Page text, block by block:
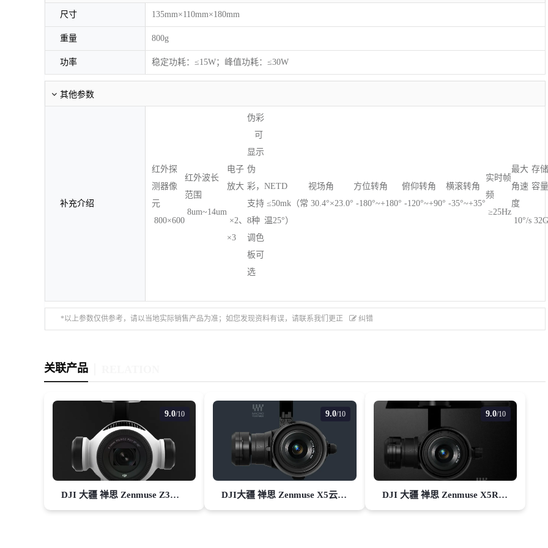
尺寸 135mm×110mm×180mm
重量 800g
功率 稳定功耗：≤15W；峰值功耗：≤30W
其他参数
补充介绍
红外探
测器像
元
800×600
红外波长
范围
8um~14um
电子
放大
×2、
×3
伪彩
可
显示
伪
彩，
支持
8种
调色
板可
选
NETD
≤50mk（常
温25°）
视场角
30.4°×23.0°
方位转角
-180°~+180°
俯仰转角
-120°~+90°
横滚转角
-35°~+35°
实时帧
频
≥25Hz
最大
角速
度
10°/s
存储
容量
32G
*以上参数仅供参考，请以当地实际销售产品为准；如您发现资料有误，请联系我们更正 纠错
关联产品
9.0/10
DJI 大疆 禅思 Zenmuse Z3云台相机
9.0/10
DJI大疆 禅思 Zenmuse X5云台相机
9.0/10
DJI 大疆 禅思 Zenmuse X5R云台相机